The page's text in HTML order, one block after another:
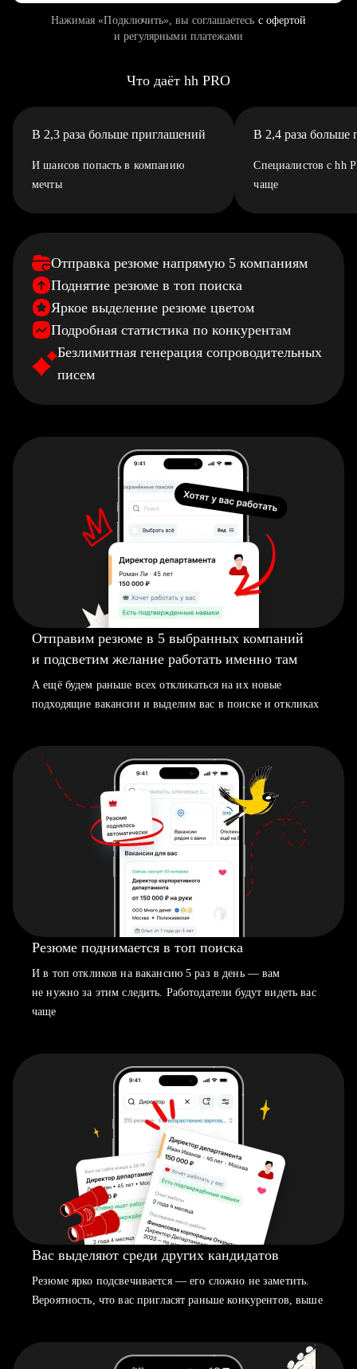
Нажимая «Подключить», вы соглашаетесь с офертой
и регулярными платежами
Что даёт hh PRO
В 2,3 раза больше приглашений
И шансов попасть в компанию
мечты
В 2,4 раза больше
Специалистов с hh
чаще
Отправка резюме напрямую 5 компаниям
Поднятие резюме в топ поиска
Яркое выделение резюме цветом
Подробная статистика по конкурентам
Безлимитная генерация сопроводительных
писем
Отправим резюме в 5 выбранных компаний
и подсветим желание работать именно там
А ещё будем раньше всех откликаться на их новые
подходящие вакансии и выделим вас в поиске и откликах
Резюме поднимается в топ поиска
И в топ откликов на вакансию 5 раз в день — вам
не нужно за этим следить. Работодатели будут видеть вас
чаще
Вас выделяют среди других кандидатов
Резюме ярко подсвечивается — его сложно не заметить.
Вероятность, что вас пригласят раньше конкурентов, выше